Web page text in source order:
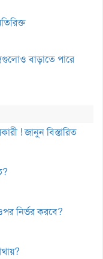
বাড়াতে পারে
! জানুন বিস্তারিত
নির্ভর করবে?